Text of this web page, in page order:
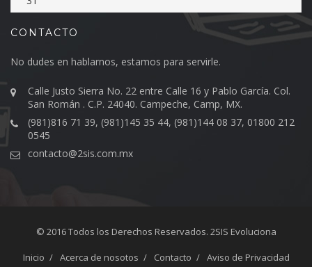
CONTACTO
No dudes en hablarnos, estamos para servirle.
Calle Justo Sierra No. 22 entre Calle 16 y Pablo García. Col.
San Román . C.P. 24040. Campeche, Camp, MX.
(981)816 71 39, (981)145 35 44, (981)144 08 37, 01800 212
0545
contacto@2sis.com.mx
© 2016 Todos los Derechos Reservados. 2SIS Evoluciona
Inicio Acerca de nosotos Contacto Aviso de Privacidad